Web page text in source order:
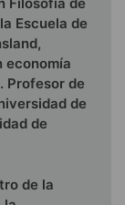
Filosofía de
Escuela de
economía
Profesor de
de
de
de la